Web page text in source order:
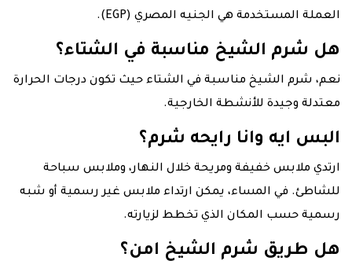
العملة المستخدمة هي الجنيه المصري (EGP).
هل شرم الشيخ مناسبة في الشتاء؟
نعم، شرم الشيخ مناسبة في الشتاء حيث تكون درجات الحرارة
معتدلة وجيدة للأنشطة الخارجية.
البس ايه وانا رايحه شرم؟
ارتدي ملابس خفيفة ومريحة خلال النهار، وملابس سباحة
للشاطئ. في المساء، يمكن ارتداء ملابس غير رسمية أو شبه
رسمية حسب المكان الذي تخطط لزيارته.
هل طريق شرم الشيخ امن؟